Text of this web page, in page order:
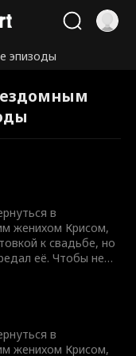
эпизоды
в
женихом Крисом,
к свадьбе, но
её. Чтобы не
помогала. Но
Самуэль вовсе
харизматичный и
генеральный
в
женихом Крисом,